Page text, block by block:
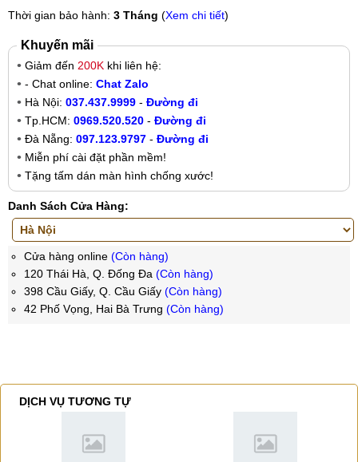
Thời gian bảo hành: 3 Tháng (Xem chi tiết)
Khuyến mãi
Giảm đến 200K khi liên hệ:
- Chat online: Chat Zalo
Hà Nội: 037.437.9999 - Đường đi
Tp.HCM: 0969.520.520 - Đường đi
Đà Nẵng: 097.123.9797 - Đường đi
Miễn phí cài đặt phần mềm!
Tặng tấm dán màn hình chống xước!
Danh Sách Cửa Hàng:
Cửa hàng online (Còn hàng)
120 Thái Hà, Q. Đống Đa (Còn hàng)
398 Cầu Giấy, Q. Cầu Giấy (Còn hàng)
42 Phố Vọng, Hai Bà Trưng (Còn hàng)
DỊCH VỤ TƯƠNG TỰ